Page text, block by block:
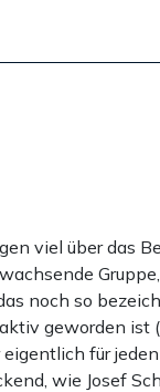
viel über das
noch so
geworden ist
für jeden
wie Josef